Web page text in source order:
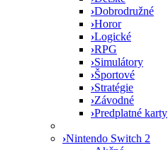
›Dobrodružné
›Horor
›Logické
›RPG
›Simulátory
›Športové
›Stratégie
›Závodné
›Predplatné karty
›Nintendo Switch 2